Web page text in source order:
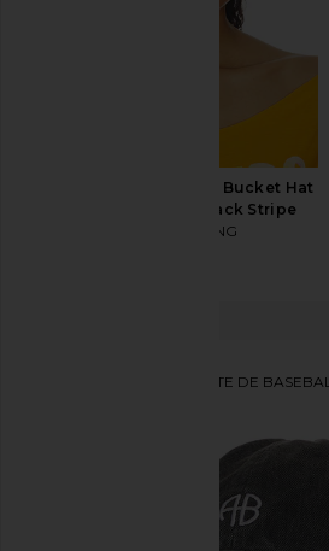
ANINE BING Nicks Bucket Hat
in White And Black Stripe
ANINE BING
CASQUETTE DE
ajouter aux